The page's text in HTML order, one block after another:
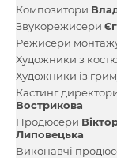
Композитори
Звукорежисери
Режисери
Художники з
Художники із
Кастинг
Вострикова
Продюсери
Липовецька
Виконавчі